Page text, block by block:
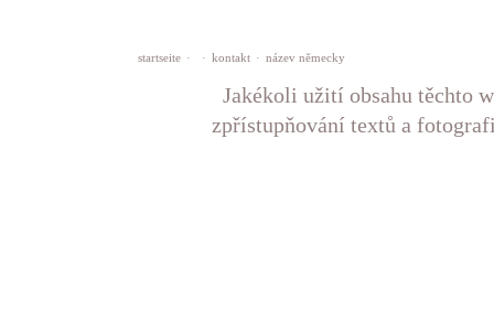
startseite · · kontakt · název německy
Jakékoli užití obsahu těchto
zpřístupňování textů a